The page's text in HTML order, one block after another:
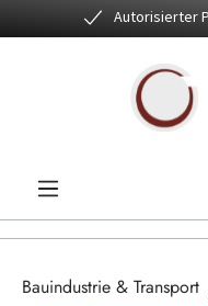
Zum Hauptinhalt springen
Autorisierter
Bauindustrie & Transport